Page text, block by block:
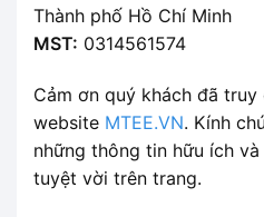
Thành phố Hồ Chí Minh
MST: 0314561574
Cảm ơn quý khách đã truy
website MTEE.VN. Kính
những thông tin hữu ích
tuyệt vời trên trang.